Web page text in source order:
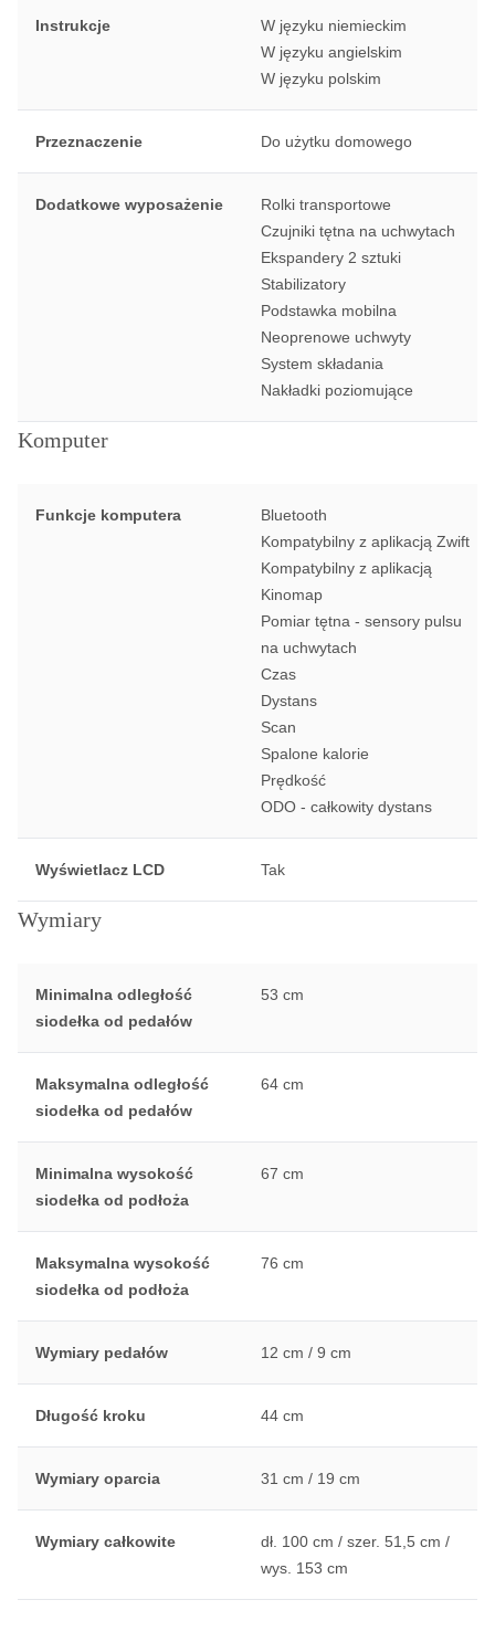
Instrukcje
W języku niemieckim
W języku angielskim
W języku polskim
Przeznaczenie Do użytku domowego
Dodatkowe wyposażenie
Rolki transportowe
Czujniki tętna na uchwytach
Ekspandery 2 sztuki
Stabilizatory
Podstawka mobilna
Neoprenowe uchwyty
System składania
Nakładki poziomujące
Komputer
Funkcje komputera
Bluetooth
Kompatybilny z aplikacją Zwift
Kompatybilny z aplikacją
Kinomap
Pomiar tętna - sensory pulsu
na uchwytach
Czas
Dystans
Scan
Spalone kalorie
Prędkość
ODO - całkowity dystans
Wyświetlacz LCD Tak
Wymiary
Minimalna odległość
siodełka od pedałów
53 cm
Maksymalna odległość
siodełka od pedałów
64 cm
Minimalna wysokość
siodełka od podłoża
67 cm
Maksymalna wysokość
siodełka od podłoża
76 cm
Wymiary pedałów 12 cm / 9 cm
Długość kroku 44 cm
Wymiary oparcia 31 cm / 19 cm
Wymiary całkowite
dł. 100 cm / szer. 51,5 cm /
wys. 153 cm